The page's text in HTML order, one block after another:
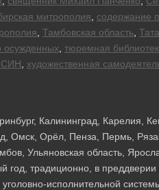
митрополия содержание
Тамбовская область
осужденных тюремная
художественная
Калининград, Карелия,
Омск, Орёл, Пенза, Пермь,
Ульяновская область,
год, традиционно, в
уголовно-исполнительной